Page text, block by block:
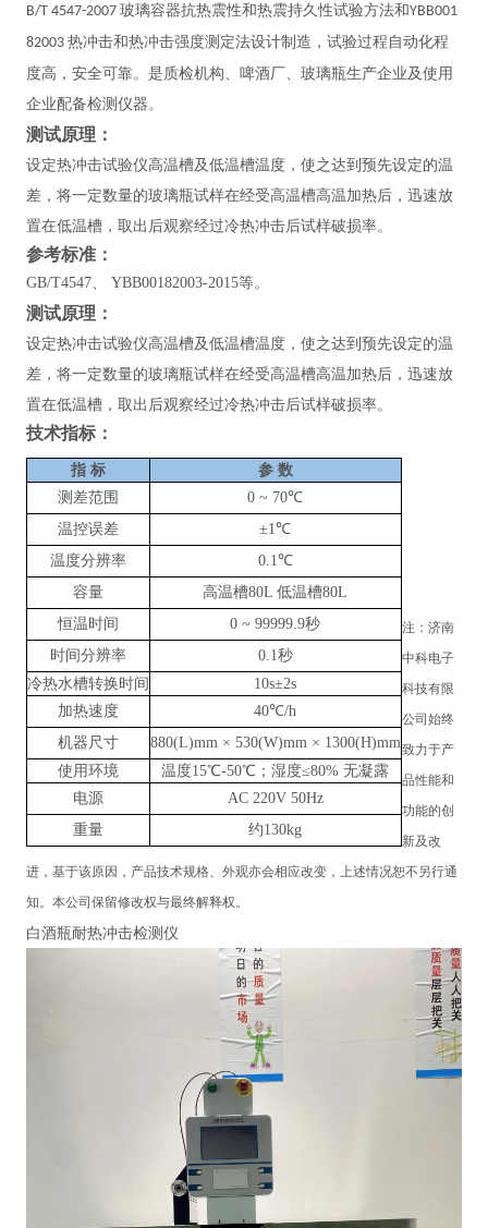
B/T 4547-2007 玻璃容器抗热震性和热震持久性试验方法和YBB001
82003 热冲击和热冲击强度测定法设计制造，试验过程自动化程
度高，安全可靠。是质检机构、啤酒厂、玻璃瓶生产企业及使用
企业配备检测仪器。
测试原理：
设定热冲击试验仪高温槽及低温槽温度，使之达到预先设定的温
差，将一定数量的玻璃瓶试样在经受高温槽高温加热后，迅速放
置在低温槽，取出后观察经过冷热冲击后试样破损率。
参考标准：
GB/T4547、 YBB00182003-2015等。
测试原理：
设定热冲击试验仪高温槽及低温槽温度，使之达到预先设定的温
差，将一定数量的玻璃瓶试样在经受高温槽高温加热后，迅速放
置在低温槽，取出后观察经过冷热冲击后试样破损率。
技术指标：
指 标 参 数
测差范围
0 ~ 70℃
温控误差
±1℃
温度分辨率
0.1℃
容量
高温槽80L 低温槽80L
恒温时间
0 ~99999.9秒
时间分辨率
0.1秒
冷热水槽转换时间
10s±2s
加热速度
40℃/h
机器尺寸
880(L)mm × 530(W)mm × 1300(H)mm
使用环境
温度15℃-50℃；湿度≤80% 无凝露
电源
AC 220V 50Hz
重量
约130kg
注：济南
中科电子
科技有限
公司始终
致力于产
品性能和
功能的创
新及改
进，基于该原因，产品技术规格、外观亦会相应改变，上述情况恕不另行通
知。本公司保留修改权与最终解释权。
白酒瓶耐热冲击检测仪